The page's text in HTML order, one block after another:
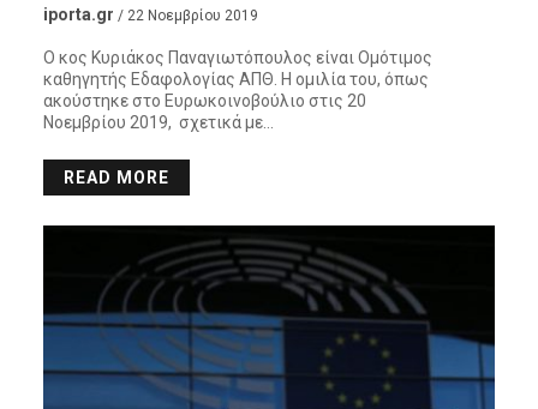
iporta.gr / 22 Νοεμβρίου 2019
Ο κος Κυριάκος Παναγιωτόπουλος είναι Ομότιμος
καθηγητής Εδαφολογίας ΑΠΘ. Η ομιλία του, όπως
ακούστηκε στο Ευρωκοινοβούλιο στις 20
Νοεμβρίου 2019, σχετικά με…
READ MORE